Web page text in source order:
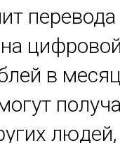
перевода
в